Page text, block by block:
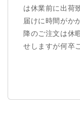
は休業前に出荷
届けに時間がか
降のご注文は休
せしますが何卒